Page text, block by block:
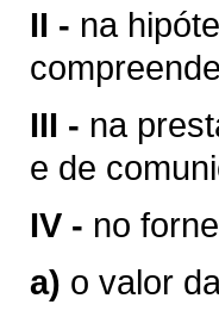
II - na
III - na
e de
IV - no
a) o valor